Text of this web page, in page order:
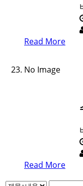
Read More
No Image
Read More